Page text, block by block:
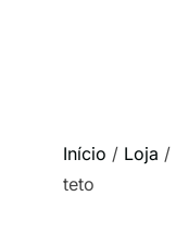
Início / Loja /
teto